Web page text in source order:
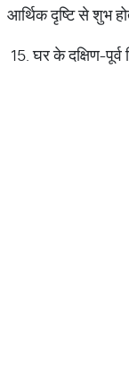
आर्थिक दृष्टि से शुभ
15. घर के दक्षिण-पूर्व